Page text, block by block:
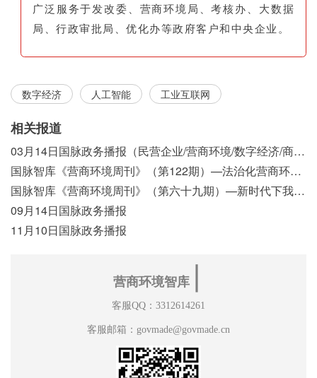
广泛服务于发改委、营商环境局、考核办、大数据
局、行政审批局、优化办等政府客户和中央企业。
数字经济 人工智能 工业互联网
相关报道
03月14日国脉政务播报（民营企业/营商环境/数字经济/商事制度改革）
国脉智库《营商环境周刊》（第122期）—法治化营商环境视域下我国行政执法公示制度浅析
国脉智库《营商环境周刊》（第六十九期）—新时代下我国营商环境标准体系构建初探
09月14日国脉政务播报
11月10日国脉政务播报
营商环境智库
客服QQ：3312614261
客服邮箱：govmade@govmade.cn